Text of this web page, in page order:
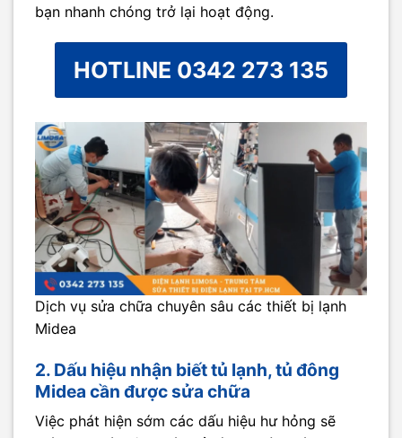
bạn nhanh chóng trở lại hoạt động.
HOTLINE 0342 273 135
Dịch vụ sửa chữa chuyên sâu các thiết bị lạnh
Midea
2. Dấu hiệu nhận biết tủ lạnh, tủ đông
Midea cần được sửa chữa
Việc phát hiện sớm các dấu hiệu hư hỏng sẽ